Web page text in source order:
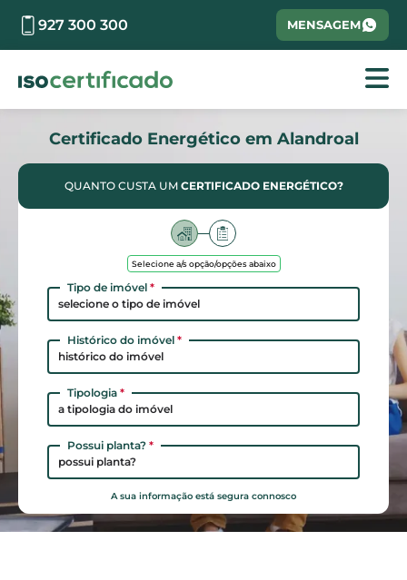
927 300 300 MENSAGEM
Certificado Energético em Alandroal
QUANTO CUSTA UM CERTIFICADO ENERGÉTICO?
Selecione a/s opção/opções abaixo
Tipo de imóvel *
selecione o tipo de imóvel
Histórico do imóvel *
histórico do imóvel
Tipologia *
a tipologia do imóvel
Possui planta? *
possui planta?
A sua informação está segura connosco